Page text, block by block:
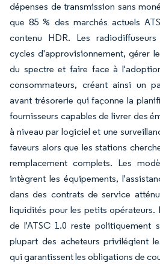
dépenses de transmission sans
que 85 % des marchés actuels
contenu HDR. Les
cycles d'approvisionnement, gérer
du spectre et faire face à
consommateurs, créant ainsi un
avant trésorerie qui façonne la
fournisseurs capables de livrer des
à niveau par logiciel et une
faveurs alors que les stations
remplacement complets. Les
intègrent les équipements,
dans des contrats de service
liquidités pour les petits opérateurs.
de l'ATSC 1.0 reste politiquement
plupart des acheteurs privilégient
qui garantissent les obligations de